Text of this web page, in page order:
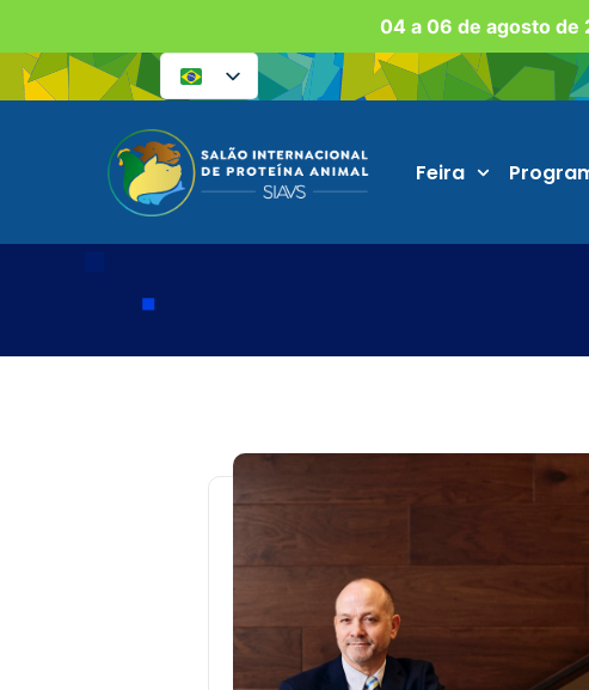
04 a 06 de agosto de
Feira